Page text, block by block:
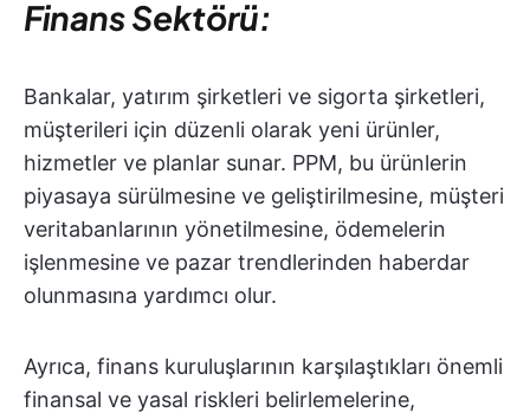
Finans Sektörü:
Bankalar, yatırım şirketleri ve sigorta şirketleri,
müşterileri için düzenli olarak yeni ürünler,
hizmetler ve planlar sunar. PPM, bu ürünlerin
piyasaya sürülmesine ve geliştirilmesine, müşteri
veritabanlarının yönetilmesine, ödemelerin
işlenmesine ve pazar trendlerinden haberdar
olunmasına yardımcı olur.
Ayrıca, finans kuruluşlarının karşılaştıkları önemli
finansal ve yasal riskleri belirlemelerine,